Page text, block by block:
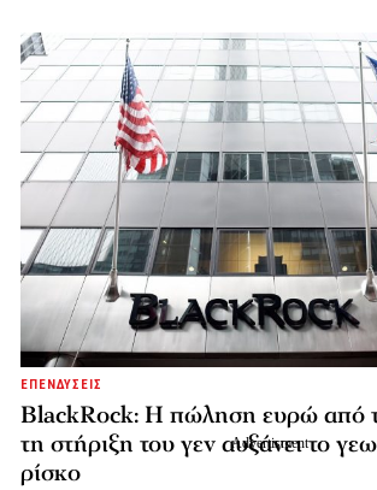
ΕΠΕΝΔΥΣΕΙΣ
BlackRock: Η πώληση ευρώ από
τη στήριξη του γεν αυξάνει το
ρίσκο